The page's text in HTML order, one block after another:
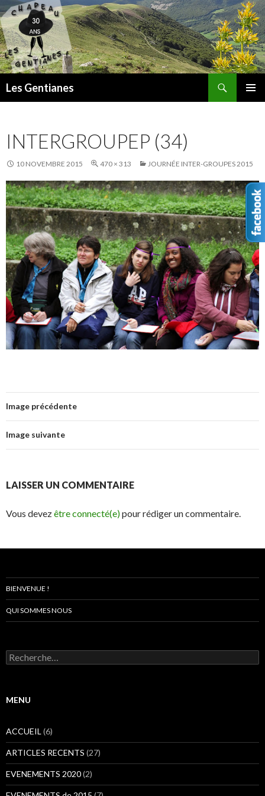
Les Gentianes
INTERGROUPEP (34)
10 NOVEMBRE 2015 470 × 313 JOURNÉE INTER-GROUPES 2015
Image précédente
Image suivante
LAISSER UN COMMENTAIRE
Vous devezêtre connecté(e)pour rédiger un commentaire.
BIENVENUE !
QUI SOMMES NOUS
R
e
e
h
e
r
:
MENU
ACCUEIL (6)
ARTICLES RECENTS (27)
EVENEMENTS 2020(2)